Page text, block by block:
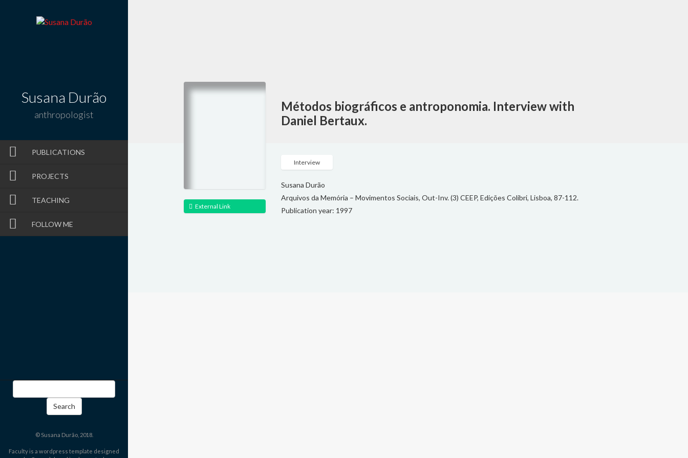
Susana Durão
anthropologist
PUBLICATIONS
PROJECTS
TEACHING
FOLLOW ME
for:
© Susana Durão, 2018.
Faculty is a wordpress template designed
Métodos biográficos e antroponomia. Interview with
Daniel Bertaux.
External Link
Interview
Susana Durão
Arquivos da Memória – Movimentos Sociais, Out-Inv. (3) CEEP, Edições Colibri, Lisboa, 87-112.
Publication year: 1997